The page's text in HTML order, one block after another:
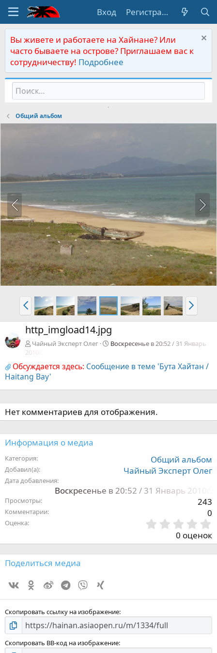
Вход Регистрация
Вы живете и работаете на Хайнане? Или
часто бываете на острове? Приглашаем вас к
сотрудничеству! Подробнее
Общий альбом
http_imgload14.jpg
Чайный Эксперт Олег
Воскресенье в 20:52 / 31 Январь
2010г.
Обсуждается здесь: Сообщение в теме 'Бута Хайтан /
Haitang Bay'
Нет комментариев для отображения.
Информация о медиа
Категория Общий альбом
Добавил(а) Чайный Эксперт Олег
Дата добавления
Воскресенье в 20:52 / 31 Январь 2010г.
Просмотры 243
Комментарии 0
Оценка
,
0
0
д
0 оценок
Поделиться медиа
Vk
Ok WeiboTelegram
Viber
Скопировать ссылку на изображение
Скопировать BB-код на изображение